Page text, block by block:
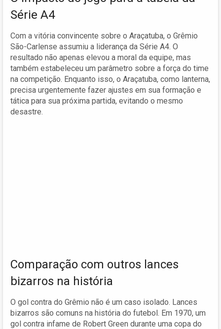
Série A4
Com a vitória convincente sobre o Araçatuba, o Grêmio
São-Carlense assumiu a liderança da Série A4. O
resultado não apenas elevou a moral da equipe, mas
também estabeleceu um parâmetro sobre a força do time
na competição. Enquanto isso, o Araçatuba, como lanterna,
precisa urgentemente fazer ajustes em sua formação e
tática para sua próxima partida, evitando o mesmo
desastre.
Comparação com outros lances
bizarros na história
O gol contra do Grêmio não é um caso isolado. Lances
bizarros são comuns na história do futebol. Em 1970, um
gol contra infame de Robert Green durante uma copa do